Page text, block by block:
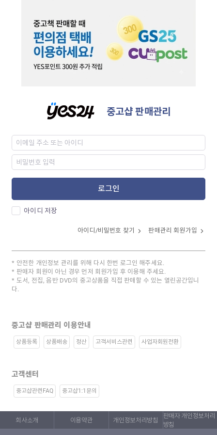
중고샵 판매관리
로그인
아이디 저장
아이디/비밀번호 찾기 판매관리 회원가입
안전한 개인정보 관리를 위해 다시 한번 로그인 해주세요.
판매자 회원이 아닌 경우 먼저 회원가입 후 이용해 주세요.
도서, 전집, 음반 DVD의 중고상품을 직접 판매할 수 있는 열린공간입니
다.
중고샵 판매관리 이용안내
상품등록 상품배송 정산 고객서비스관련 사업자회원전환
고객센터
중고샵관련FAQ 중고샵1:1문의
회사소개 이용약관 개인정보처리방침
판매자 개인정보처리
방침